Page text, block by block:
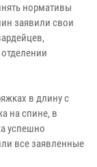
нормативы
заявили свои
в длину с
на спине, в
успешно
все заявленные